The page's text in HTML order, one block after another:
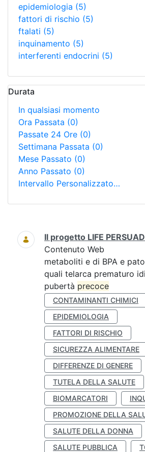
epidemiologia (5)
fattori di rischio (5)
ftalati (5)
inquinamento (5)
interferenti endocrini (5)
Durata
In qualsiasi momento
Ora Passata (0)
Passate 24 Ore (0)
Settimana Passata (0)
Mese Passato (0)
Anno Passato (0)
Intervallo Personalizzato…
Ricerca
Il progetto LIFE
Contenuto Web
metaboliti e di BPA e
quali telarca prematuro
pubertà precoce
CONTAMINANTI CHIMICI
EPIDEMIOLOGIA
FATTORI DI RISCHIO
SICUREZZA ALIMENTARE
DIFFERENZE DI GENERE
TUTELA DELLA SALUTE
BIOMARCATORI
PROMOZIONE DELLA
SALUTE DELLA DONNA
SALUTE PUBBLICA